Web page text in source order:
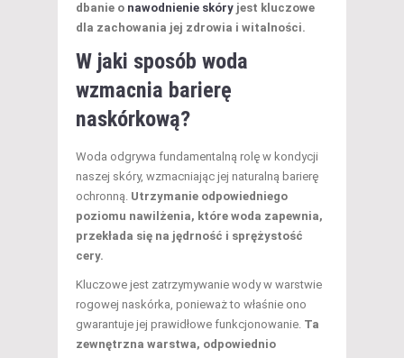
dbanie o nawodnienie skóry jest kluczowe
dla zachowania jej zdrowia i witalności.
W jaki sposób woda
wzmacnia barierę
naskórkową?
Woda odgrywa fundamentalną rolę w kondycji
naszej skóry, wzmacniając jej naturalną barierę
ochronną. Utrzymanie odpowiedniego
poziomu nawilżenia, które woda zapewnia,
przekłada się na jędrność i sprężystość
cery.
Kluczowe jest zatrzymywanie wody w warstwie
rogowej naskórka, ponieważ to właśnie ono
gwarantuje jej prawidłowe funkcjonowanie. Ta
zewnętrzna warstwa, odpowiednio